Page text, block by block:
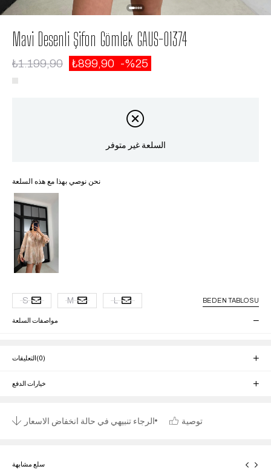
Mavi Desenli Şifon Gömlek GAUS-01374
₺1.199,90 ₺899,90 25
السلعة غير متوفر
نحن نوصي بهذا مع هذه السلعة
S M L BEDEN TABLOSU
مواصفات السلعة
التعليقات (0)
خيارات الدفع
الرجاء تنبيهي في حالة انخفاض الاسعار توصية
سلع مشابهة